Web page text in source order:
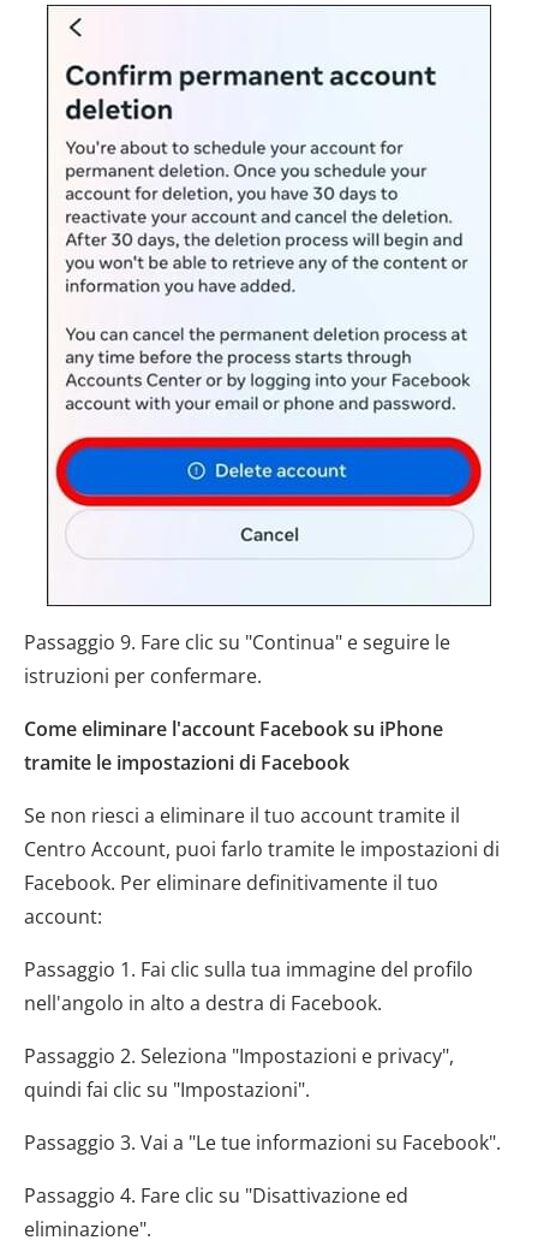
Passaggio 9. Fare clic su "Continua" e seguire le
istruzioni per confermare.
Come eliminare l'account Facebook su iPhone
tramite le impostazioni di Facebook
Se non riesci a eliminare il tuo account tramite il
Centro Account, puoi farlo tramite le impostazioni di
Facebook. Per eliminare definitivamente il tuo
account:
Passaggio 1. Fai clic sulla tua immagine del profilo
nell'angolo in alto a destra di Facebook.
Passaggio 2. Seleziona "Impostazioni e privacy",
quindi fai clic su "Impostazioni".
Passaggio 3. Vai a "Le tue informazioni su Facebook".
Passaggio 4. Fare clic su "Disattivazione ed
eliminazione".